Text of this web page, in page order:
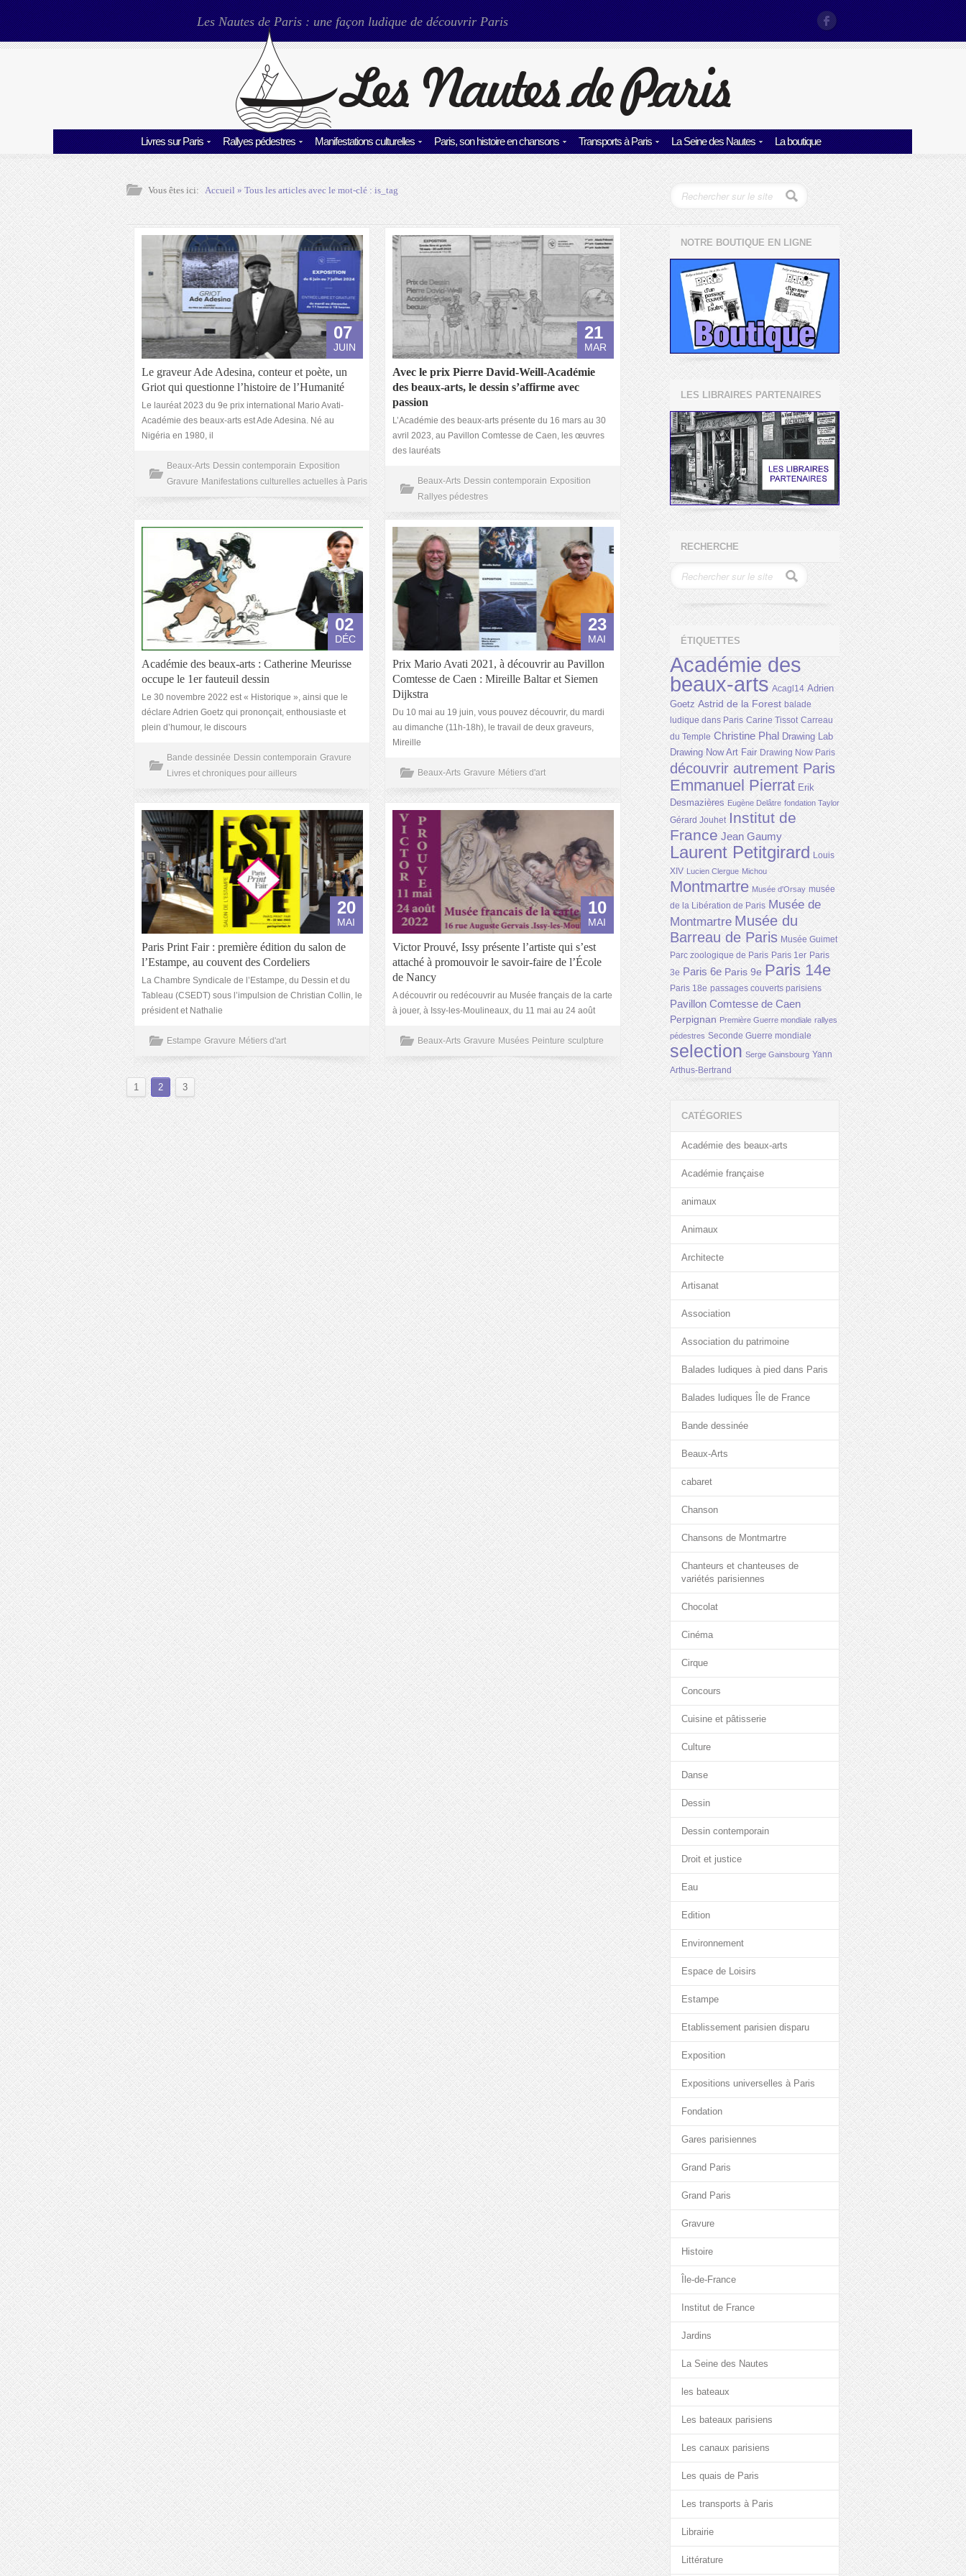
Les Nautes de Paris : une façon ludique de découvrir Paris
Livres sur Paris Rallyes pédestres Manifestations culturelles Paris, son histoire en chansons Transports à Paris La Seine des Nautes La boutique
Vous êtes ici: Accueil» Tous les articles avec le mot-clé :is_tag
07
JUIN
Le graveur Ade Adesina, conteur et poète, un
Griot qui questionne l’histoire de l’Humanité
Le lauréat 2023 du 9e prix international Mario Avati-
Académie des beaux-arts est Ade Adesina. Né au
Nigéria en 1980, il
Beaux-Arts Dessin contemporain Exposition
Gravure Manifestations culturelles actuelles à Paris
21
MAR
Avec le prix Pierre David-Weill-Académie
des beaux-arts, le dessin s’affirme avec
passion
L’Académie des beaux-arts présente du 16 mars au 30
avril 2023, au Pavillon Comtesse de Caen, les œuvres
des lauréats
Beaux-Arts Dessin contemporain Exposition
Rallyes pédestres
02
DÉC
Académie des beaux-arts : Catherine Meurisse
occupe le 1er fauteuil dessin
Le 30 novembre 2022 est « Historique », ainsi que le
déclare Adrien Goetz qui prononçait, enthousiaste et
plein d’humour, le discours
Bande dessinée Dessin contemporain Gravure
Livres et chroniques pour ailleurs
23
MAI
Prix Mario Avati 2021, à découvrir au Pavillon
Comtesse de Caen : Mireille Baltar et Siemen
Dijkstra
Du 10 mai au 19 juin, vous pouvez découvrir, du mardi
au dimanche (11h-18h), le travail de deux graveurs,
Mireille
Beaux-Arts Gravure Métiers d'art
20
MAI
Paris Print Fair : première édition du salon de
l’Estampe, au couvent des Cordeliers
La Chambre Syndicale de l’Estampe, du Dessin et du
Tableau (CSEDT) sous l’impulsion de Christian Collin, le
président et Nathalie
Estampe Gravure Métiers d'art
10
MAI
Victor Prouvé, Issy présente l’artiste qui s’est
attaché à promouvoir le savoir-faire de l’École
de Nancy
A découvrir ou redécouvrir au Musée français de la carte
à jouer, à Issy-les-Moulineaux, du 11 mai au 24 août
Beaux-Arts Gravure Musées Peinture sculpture
1 2 3
NOTRE BOUTIQUE EN LIGNE
LES LIBRAIRES PARTENAIRES
RECHERCHE
ÉTIQUETTES
Académie des
beaux-arts Acagl14 Adrien
Goetz Astrid de la Forest balade
ludique dans Paris Carine Tissot Carreau
du Temple Christine Phal Drawing Lab
Drawing Now Art Fair Drawing Now Paris
découvrir autrement Paris
Emmanuel Pierrat Erik
Desmazières Eugène Delâtre fondation Taylor
Gérard Jouhet Institut de
France Jean Gaumy
Laurent Petitgirard Louis
XIV Lucien Clergue Michou
Montmartre Musée d'Orsay musée
de la Libération de Paris Musée de
Montmartre Musée du
Barreau de Paris Musée Guimet
Parc zoologique de Paris Paris 1er Paris
3e Paris 6e Paris 9e Paris 14e
Paris 18e passages couverts parisiens
Pavillon Comtesse de Caen
Perpignan Première Guerre mondiale rallyes
pédestres Seconde Guerre mondiale
selection Serge Gainsbourg Yann
Arthus-Bertrand
CATÉGORIES
Académie des beaux-arts
Académie française
animaux
Animaux
Architecte
Artisanat
Association
Association du patrimoine
Balades ludiques à pied dans Paris
Balades ludiques Île de France
Bande dessinée
Beaux-Arts
cabaret
Chanson
Chansons de Montmartre
Chanteurs et chanteuses de
variétés parisiennes
Chocolat
Cinéma
Cirque
Concours
Cuisine et pâtisserie
Culture
Danse
Dessin
Dessin contemporain
Droit et justice
Eau
Edition
Environnement
Espace de Loisirs
Estampe
Etablissement parisien disparu
Exposition
Expositions universelles à Paris
Fondation
Gares parisiennes
Grand Paris
Grand Paris
Gravure
Histoire
Île-de-France
Institut de France
Jardins
La Seine des Nautes
les bateaux
Les bateaux parisiens
Les canaux parisiens
Les quais de Paris
Les transports à Paris
Librairie
Littérature